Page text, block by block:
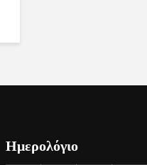
Ημερολόγιο